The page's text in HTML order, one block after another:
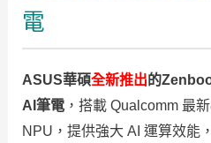
電
ASUS華碩全新推出的
AI筆電，搭載 Qualcomm 最
NPU，提供強大 AI 運算效能